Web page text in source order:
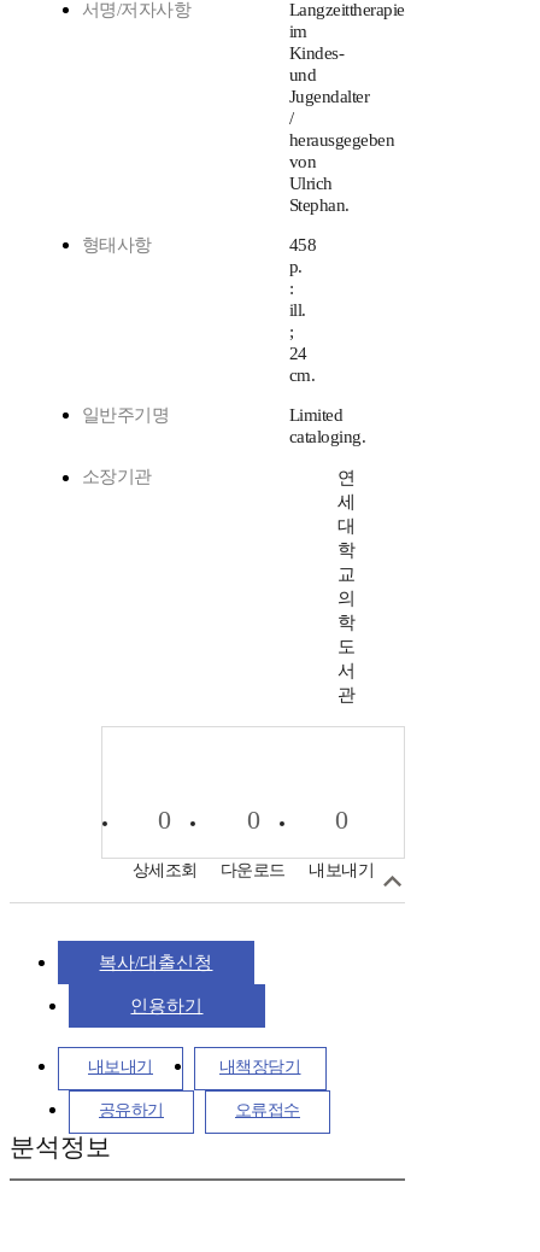
서명/저자사항
Langzeittherapie
im
Kindes-
und
Jugendalter
/
herausgegeben
von
Ulrich
Stephan.
형태사항
458
p.
:
ill.
;
24
cm.
일반주기명
Limited
cataloging.
소장기관
연
세
대
학
교
의
학
도
서
관
0
상세조회
0
다운로드
0
내보내기
복사/대출신청
인용하기
내보내기 내책장담기
공유하기 오류접수
분석정보